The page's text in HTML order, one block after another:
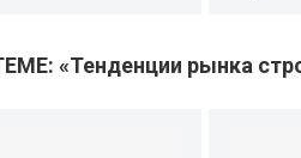
«Тенденции рынка